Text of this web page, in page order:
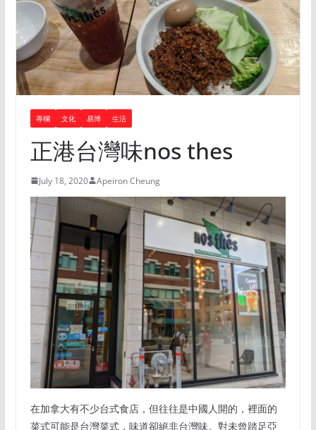
專欄 文化 易博 生活
正港台灣味nos thes
July 18, 2020 Apeiron Cheung
在加拿大有不少台式食店，但往往是中國人開的，裡面的
菜式可能是台灣菜式，味道卻絕非台灣味。對未曾踏足亞